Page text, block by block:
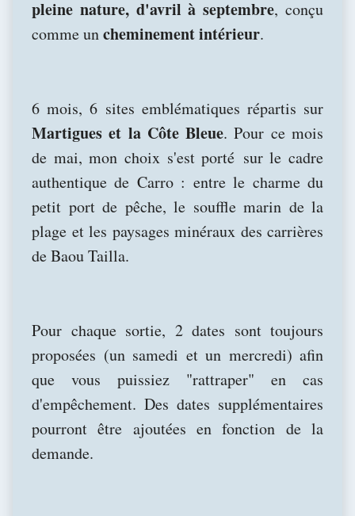
pleine nature, d'avril à septembre, conçu
comme uncheminement intérieur.
6 mois, 6 sites emblématiques répartis sur
Martigues et la Côte Bleue. Pour ce mois
de mai, mon choix s'est porté sur le cadre
authentique de Carro : entre le charme du
petit port de pêche, le souffle marin de la
plage et les paysages minéraux des carrières
de Baou Tailla.
Pour chaque sortie, 2 dates sont toujours
proposées (un samedi et un mercredi) afin
que vous puissiez "rattraper" en cas
d'empêchement. Des dates supplémentaires
pourront être ajoutées en fonction de la
demande.